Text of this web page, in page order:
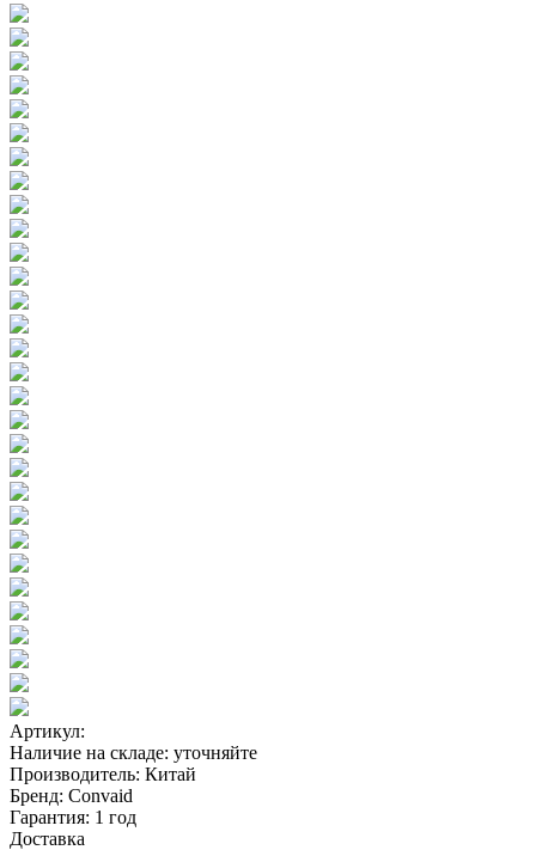
Артикул:
Наличие на складе: уточняйте
Производитель: Китай
Бренд: Convaid
Гарантия: 1 год
Доставка